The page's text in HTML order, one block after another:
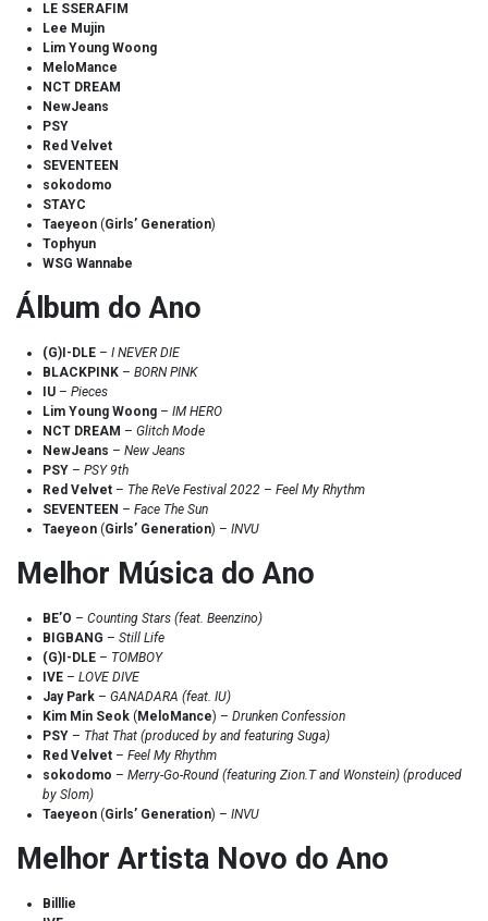
LE SSERAFIM
Lee Mujin
Lim Young Woong
MeloMance
NCT DREAM
NewJeans
PSY
Red Velvet
SEVENTEEN
sokodomo
STAYC
Taeyeon (Girls’ Generation)
Tophyun
WSG Wannabe
Álbum do Ano
(G)I-DLE – I NEVER DIE
BLACKPINK – BORN PINK
IU – Pieces
Lim Young Woong – IM HERO
NCT DREAM – Glitch Mode
NewJeans – New Jeans
PSY – PSY 9th
Red Velvet – The ReVe Festival 2022 – Feel My Rhythm
SEVENTEEN – Face The Sun
Taeyeon (Girls’ Generation) – INVU
Melhor Música do Ano
BE’O – Counting Stars (feat. Beenzino)
BIGBANG – Still Life
(G)I-DLE – TOMBOY
IVE – LOVE DIVE
Jay Park – GANADARA (feat. IU)
Kim Min Seok ( MeloMance) – Drunken Confession
PSY – That That (produced by and featuring Suga)
Red Velvet – Feel My Rhythm
sokodomo – Merry-Go-Round (featuring Zion.T and Wonstein) (produced
by Slom)
Taeyeon (Girls’ Generation) – INVU
Melhor Artista Novo do Ano
Billlie